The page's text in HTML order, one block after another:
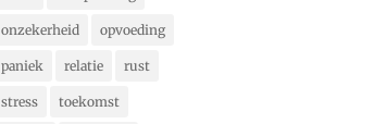
onzekerheid opvoeding
paniek relatie rust
stress toekomst